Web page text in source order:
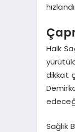
Halk
dikkat
Sağlık